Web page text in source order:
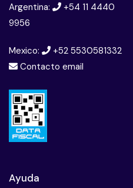
Argentina:
+54 11 4440
9956
Mexico:
+52 5530581332
Contacto email
Ayuda